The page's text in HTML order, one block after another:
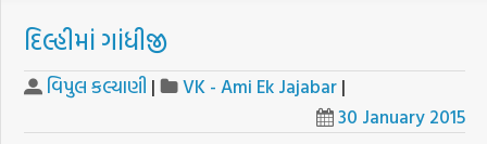
દિલ્હીમાં ગાંધીજી
વિપુલ કલ્યાણી | VK - Ami Ek Jajabar |
30 January 2015